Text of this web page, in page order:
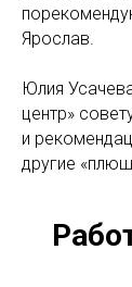
Ярослав.
Юлия
центр»
и
другие